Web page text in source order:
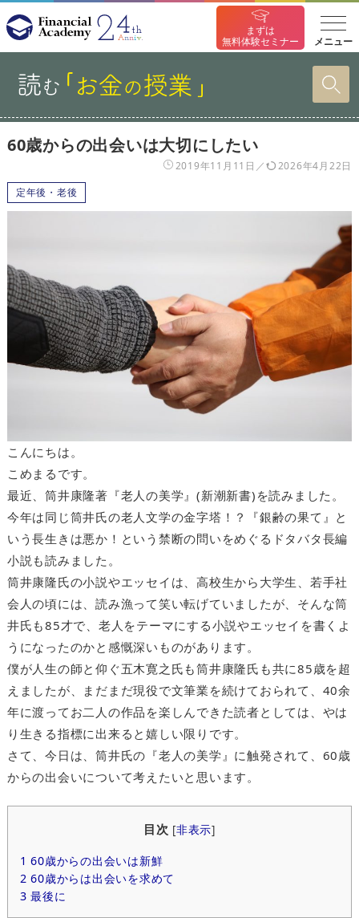
まずは
無料体験セミナー
メニュー
60歳からの出会いは大切にしたい
2019年11月11日
2026年4月22日
定年後・老後
こんにちは。
こめまるです。
最近、筒井康隆著『老人の美学』(新潮新書)を読みました。
今年は同じ筒井氏の老人文学の金字塔！？『銀齢の果て』と
いう長生きは悪か！という禁断の問いをめぐるドタバタ長編
小説も読みました。
筒井康隆氏の小説やエッセイは、高校生から大学生、若手社
会人の頃には、読み漁って笑い転げていましたが、そんな筒
井氏も85才で、老人をテーマにする小説やエッセイを書くよ
うになったのかと感慨深いものがあります。
僕が人生の師と仰ぐ五木寛之氏も筒井康隆氏も共に85歳を超
えましたが、まだまだ現役で文筆業を続けておられて、40余
年に渡ってお二人の作品を楽しんできた読者としては、やは
り生きる指標に出来ると嬉しい限りです。
さて、今日は、筒井氏の『老人の美学』に触発されて、60歳
からの出会いについて考えたいと思います。
目次 [非表示]
1 60歳からの出会いは新鮮
2 60歳からは出会いを求めて
3 最後に